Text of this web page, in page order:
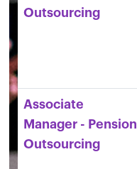
Outsourcing
Associate
Manager - Pension
Outsourcing